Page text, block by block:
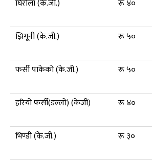
घिरौला (के.जी.)
रू ४०
झिगूनी (के.जी.)
रू ५०
फर्सी पाकेको (के.जी.)
रू ५०
हरियो फर्सी(डल्लो) (केजी)
रू ४०
भिण्डी (के.जी.)
रू ३०